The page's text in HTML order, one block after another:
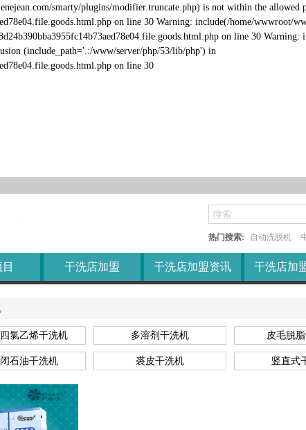
smarty/plugins/modifier.truncate.php) is not within the
on line 30 Warning: include(/home/wwwroot/
on line 30 Warning:
(include_path='.:/www/server/php/53/lib/php') in
on line 30
热门搜索: 自动洗脱机
加盟
干洗店加盟
培训
支持
售后服务
干洗店加盟资讯
洗涤设备
干洗店加盟常识
干洗店加
氯乙烯干洗机 多溶剂干洗机 皮毛脱
石油干洗机 裘皮干洗机 竖直式